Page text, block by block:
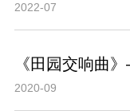
2022-07
《田园交响曲
2020-09